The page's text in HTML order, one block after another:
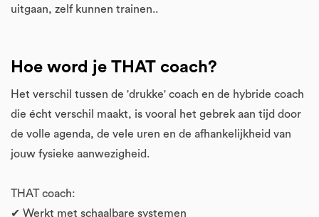
uitgaan, zelf kunnen trainen..
Hoe word je THAT coach?
Het verschil tussen de 'drukke' coach en de hybride coach
die écht verschil maakt, is vooral het gebrek aan tijd door
de volle agenda, de vele uren en de afhankelijkheid van
jouw fysieke aanwezigheid.
THAT coach:
✔ Werkt met schaalbare systemen